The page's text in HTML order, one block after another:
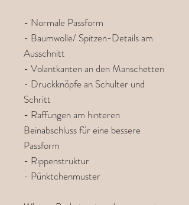
- Normale Passform
- Baumwolle/ Spitzen-Details am
Ausschnitt
- Volantkanten an den Manschetten
- Druckknöpfe an Schulter und
Schritt
- Raffungen am hinteren
Beinabschluss für eine bessere
Passform
- Rippenstruktur
- Pünktchenmuster